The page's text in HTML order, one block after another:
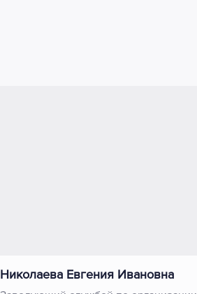
Николаева Евгения Ивановна